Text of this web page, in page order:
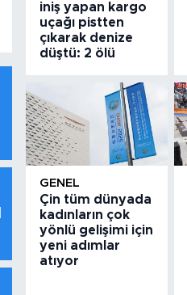
iniş yapan kargo
uçağı pistten
çıkarak denize
düştü: 2 ölü
GENEL
Çin tüm dünyada
kadınların çok
yönlü gelişimi için
yeni adımlar
atıyor